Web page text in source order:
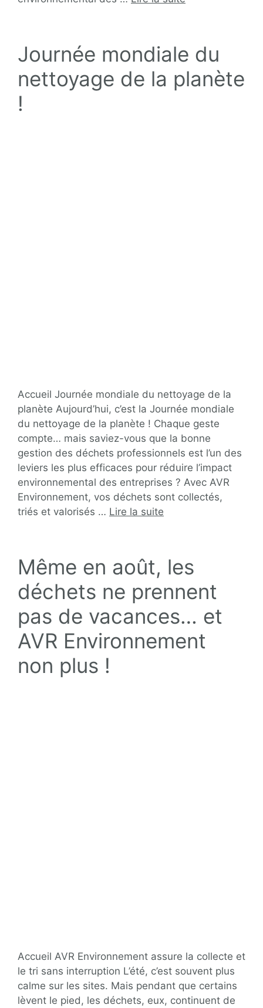
Journée mondiale du
nettoyage de la planète
!
Accueil Journée mondiale du nettoyage de la
planète Aujourd’hui, c’est la Journée mondiale
du nettoyage de la planète ! Chaque geste
compte… mais saviez-vous que la bonne
gestion des déchets professionnels est l’un des
leviers les plus efficaces pour réduire l’impact
environnemental des entreprises ? Avec AVR
Environnement, vos déchets sont collectés,
triés et valorisés … Lire la suite
Même en août, les
déchets ne prennent
pas de vacances… et
AVR Environnement
non plus !
Accueil AVR Environnement assure la collecte et
le tri sans interruption L’été, c’est souvent plus
calme sur les sites. Mais pendant que certains
lèvent le pied, les déchets, eux, continuent de